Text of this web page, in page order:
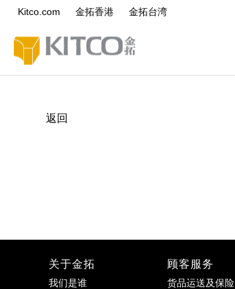
Kitco.com 金拓香港 金拓台湾
返回
关于金拓
我们是谁
顾客服务
货品运送及保险